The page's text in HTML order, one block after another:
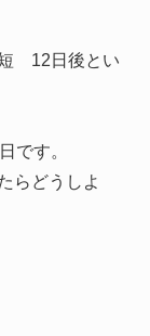
短 12日後とい
です。
らどうしよ